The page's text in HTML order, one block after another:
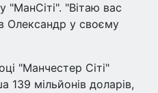
"МанСіті". "Вітаю вас
Олександр у своєму
"Манчестер Сіті"
139 мільйонів доларів,